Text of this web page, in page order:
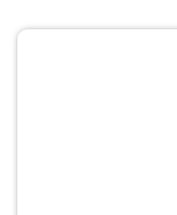
نی، فلوت، سازهای بادی
ارسال سفارش